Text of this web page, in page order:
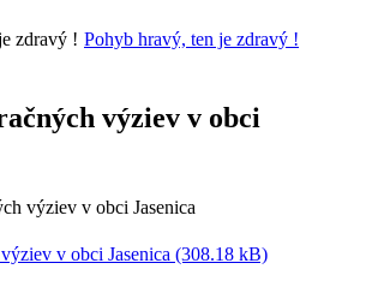
Pohyb hravý, ten je zdravý !
výziev v obci
v obci Jasenica (308.18 kB)